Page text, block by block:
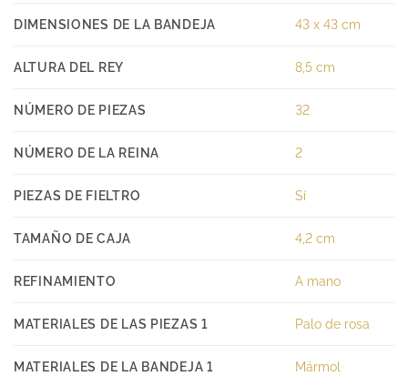
DIMENSIONES DE LA BANDEJA 43 x 43 cm
ALTURA DEL REY 8,5 cm
NÚMERO DE PIEZAS 32
NÚMERO DE LA REINA 2
PIEZAS DE FIELTRO Sí
TAMAÑO DE CAJA 4,2 cm
REFINAMIENTO A mano
MATERIALES DE LAS PIEZAS 1 Palo de rosa
MATERIALES DE LA BANDEJA 1 Mármol